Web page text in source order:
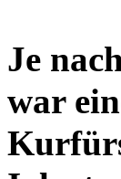
Je
war